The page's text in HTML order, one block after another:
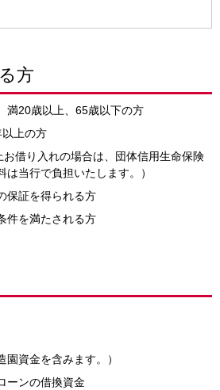
方
満20歳以上、65歳以下の方
上の方
借り入れの場合は、団体信用生命保険
当行で負担いたします。）
保証を得られる方
件を満たされる方
資金を含みます。）
ーンの借換資金